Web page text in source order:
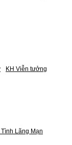
KH Viễn tưởng
Lãng Mạn